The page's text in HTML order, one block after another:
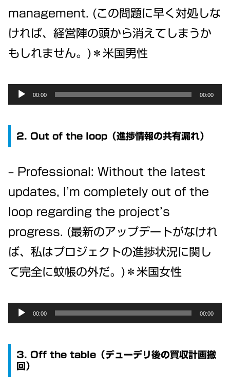
management. (この問題に早く対処しな
ければ、経営陣の頭から消えてしまうか
もしれません。)＊米国男性
Audio
00:00 00:00
2. Out of the loop（進捗情報の共有漏れ）
– Professional: Without the latest
updates, I’m completely out of the
loop regarding the project’s
progress. (最新のアップデートがなけれ
ば、私はプロジェクトの進捗状況に関し
て完全に蚊帳の外だ。)＊米国女性
Audio
00:00 00:00
3. Off the table（デューデリ後の買収計画撤
回）